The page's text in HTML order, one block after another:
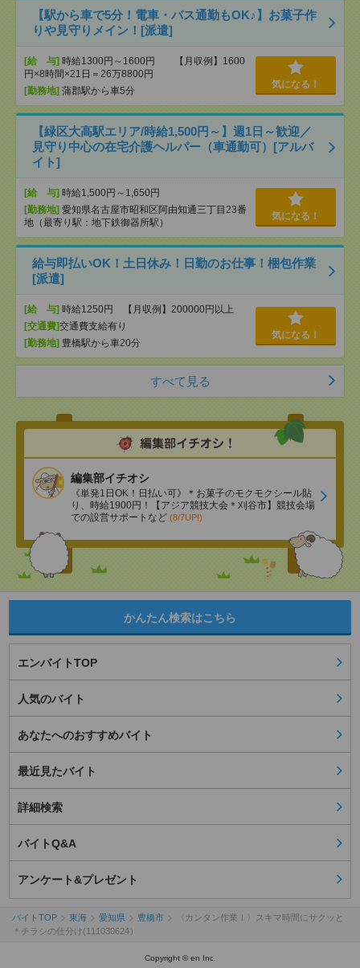
【駅から車で5分！電車・バス通勤もOK♪】お菓子作
りや見守りメイン！[派遣]
[給 与] 時給1300円～1600円 【月収例】1600
円×8時間×21日＝26万8800円
[勤務地] 蒲郡駅から車5分
気になる！
【緑区大高駅エリア/時給1,500円～】週1日～歓迎／
見守り中心の在宅介護ヘルパー（車通勤可）[アルバ
イト]
[給 与] 時給1,500円～1,650円
[勤務地] 愛知県名古屋市昭和区阿由知通三丁目23番
地（最寄り駅：地下鉄御器所駅）
気になる！
給与即払いOK！土日休み！日勤のお仕事！梱包作業
[派遣]
[給 与] 時給1250円 【月収例】200000円以上
[交通費]交通費支給有り
[勤務地] 豊橋駅から車20分
気になる！
すべて見る
編集部イチオシ
《単発1日OK！日払い可》＊お菓子のモクモクシール貼
り、時給1900円！【アジア競技大会＊刈谷市】競技会場
での設営サポートなど (8/7UP!)
かんたん検索はこちら
エンバイトTOP
人気のバイト
あなたへのおすすめバイト
最近見たバイト
詳細検索
バイトQ&A
アンケート&プレゼント
バイトTOP 東海 愛知県 豊橋市
〈カンタン作業！〉スキマ時間にサクッと
＊チラシの仕分け(111030624）
Copyright © en Inc.